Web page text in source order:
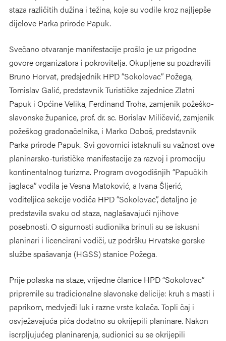
staza različitih dužina i težina, koje su vodile kroz najljepše
dijelove Parka prirode Papuk.
Svečano otvaranje manifestacije prošlo je uz prigodne
govore organizatora i pokrovitelja. Okupljene su pozdravili
Bruno Horvat, predsjednik HPD “Sokolovac” Požega,
Tomislav Galić, predstavnik Turističke zajednice Zlatni
Papuk i Općine Velika, Ferdinand Troha, zamjenik požeško-
slavonske županice, prof. dr. sc. Borislav Miličević, zamjenik
požeškog gradonačelnika, i Marko Doboš, predstavnik
Parka prirode Papuk. Svi govornici istaknuli su važnost ove
planinarsko-turističke manifestacije za razvoj i promociju
kontinentalnog turizma. Program ovogodišnjih “Papučkih
jaglaca” vodila je Vesna Matoković, a Ivana Šljerić,
voditeljica sekcije vodiča HPD “Sokolovac”, detaljno je
predstavila svaku od staza, naglašavajući njihove
posebnosti. O sigurnosti sudionika brinuli su se iskusni
planinari i licencirani vodiči, uz podršku Hrvatske gorske
službe spašavanja (HGSS) stanice Požega.
Prije polaska na staze, vrijedne članice HPD “Sokolovac”
pripremile su tradicionalne slavonske delicije: kruh s masti i
paprikom, medvjeđi luk i razne vrste kolača. Topli čaj i
osvježavajuća pića dodatno su okrijepili planinare. Nakon
iscrpljujućeg planinarenja, sudionici su se okrijepili